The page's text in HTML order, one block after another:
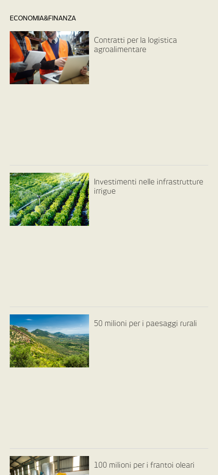
ECONOMIA&FINANZA
Contratti per la logistica
agroalimentare
Investimenti nelle infrastrutture
irrigue
50 milioni per i paesaggi rurali
100 milioni per i frantoi oleari